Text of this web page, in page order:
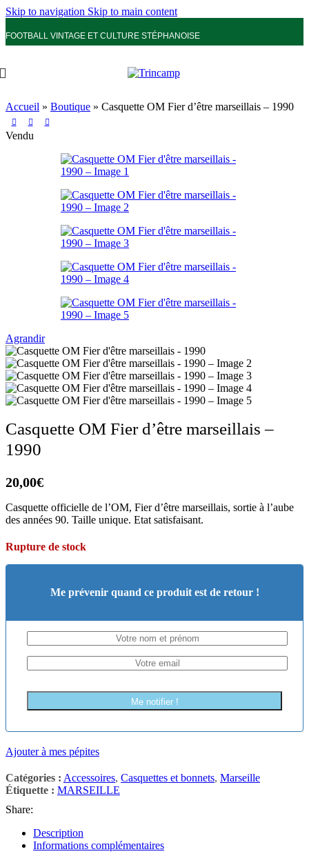
Skip to navigation Skip to main content
FOOTBALL VINTAGE ET CULTURE STÉPHANOISE
Accueil » Boutique » Casquette OM Fier d’être marseillais – 1990
Vendu
Agrandir
Casquette OM Fier d’être marseillais –
1990
20,00€
Casquette officielle de l’OM, Fier d’être marseillais, sortie à l’aube
des années 90. Taille unique. Etat satisfaisant.
Rupture de stock
Me prévenir quand ce produit est de retour !
Me notifier !
Ajouter à mes pépites
Catégories : Accessoires, Casquettes et bonnets, Marseille
Étiquette : MARSEILLE
Share:
Description
Informations complémentaires